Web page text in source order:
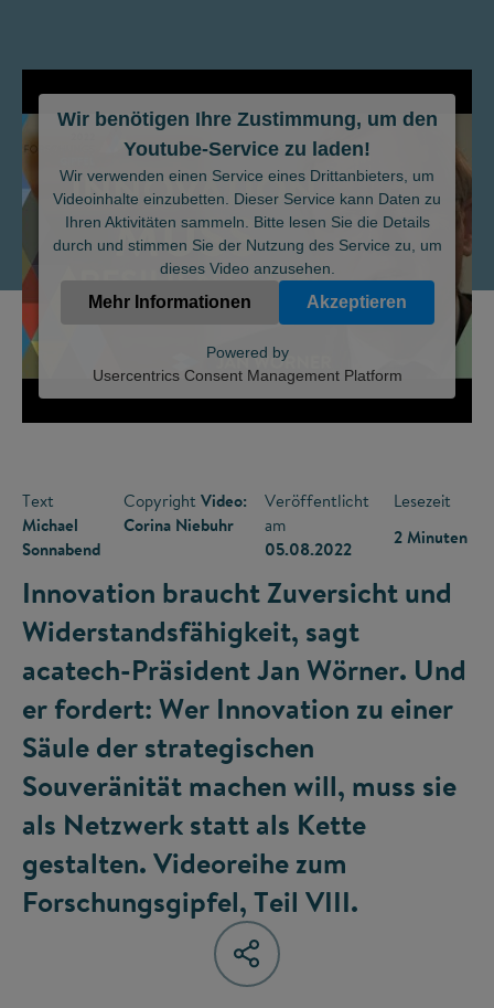
©
Wir benötigen Ihre Zustimmung, um den
Youtube-Service zu laden!
Wir verwenden einen Service eines Drittanbieters, um
Videoinhalte einzubetten. Dieser Service kann Daten zu
Ihren Aktivitäten sammeln. Bitte lesen Sie die Details
durch und stimmen Sie der Nutzung des Service zu, um
dieses Video anzusehen.
Mehr Informationen Akzeptieren
Powered by
Usercentrics Consent Management Platform
Text
Michael
Sonnabend
CopyrightVideo:
Corina Niebuhr
Veröffentlicht
am
05.08.2022
Lesezeit
2 Minuten
Innovation braucht Zuversicht und
Widerstandsfähigkeit, sagt
acatech-Präsident Jan Wörner. Und
er fordert: Wer Innovation zu einer
Säule der strategischen
Souveränität machen will, muss sie
als Netzwerk statt als Kette
gestalten. Videoreihe zum
Forschungsgipfel, Teil VIII.